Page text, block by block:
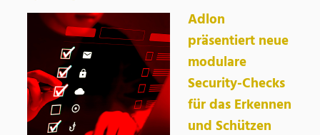
Adlon
präsentiert neue
modulare
Security-Checks
für das Erkennen
und Schützen